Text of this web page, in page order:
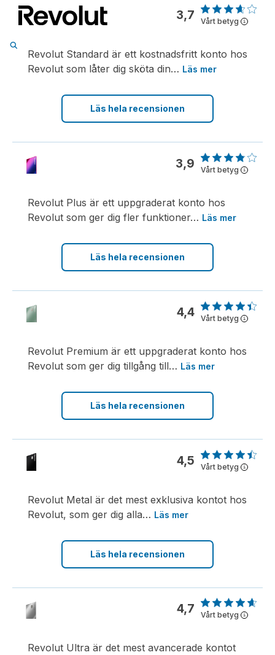
3,7 Vårt betyg i
Revolut Standard är ett kostnadsfritt konto hos
Revolut som låter dig sköta din… Läs mer
Läs hela recensionen
3,9 Vårt betyg i
Revolut Plus är ett uppgraderat konto hos
Revolut som ger dig fler funktioner… Läs mer
Läs hela recensionen
4,4 Vårt betyg i
Revolut Premium är ett uppgraderat konto hos
Revolut som ger dig tillgång till… Läs mer
Läs hela recensionen
4,5 Vårt betyg i
Revolut Metal är det mest exklusiva kontot hos
Revolut, som ger dig alla… Läs mer
Läs hela recensionen
4,7 Vårt betyg i
Revolut Ultra är det mest avancerade kontot